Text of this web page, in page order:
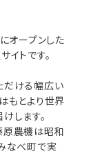
オープンした
イトです。
だける幅広い
もとより世界
します。
原農機は昭和
なべ町で実